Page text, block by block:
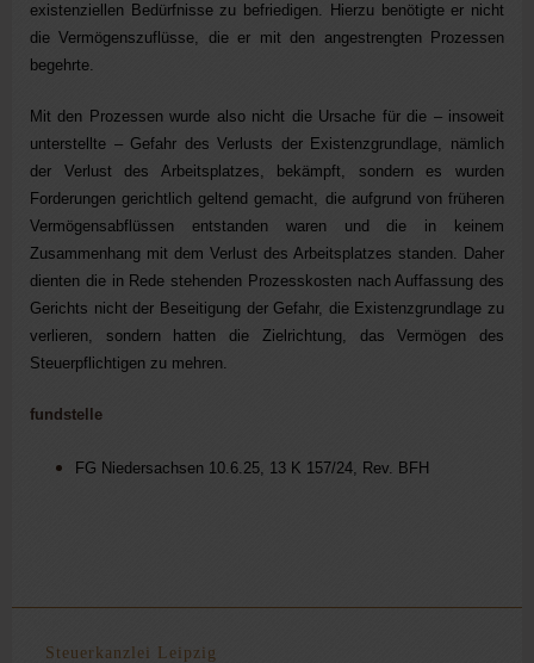
existenziellen Bedürfnisse zu befriedigen. Hierzu benötigte er nicht
die Vermögenszuflüsse, die er mit den angestrengten Prozessen
begehrte.
Mit den Prozessen wurde also nicht die Ursache für die – insoweit
unterstellte – Gefahr des Verlusts der Existenzgrundlage, nämlich
der Verlust des Arbeitsplatzes, bekämpft, sondern es wurden
Forderungen gerichtlich geltend gemacht, die aufgrund von früheren
Vermögensabflüssen entstanden waren und die in keinem
Zusammenhang mit dem Verlust des Arbeitsplatzes standen. Daher
dienten die in Rede stehenden Prozesskosten nach Auffassung des
Gerichts nicht der Beseitigung der Gefahr, die Existenzgrundlage zu
verlieren, sondern hatten die Zielrichtung, das Vermögen des
Steuerpflichtigen zu mehren.
fundstelle
FG Niedersachsen 10.6.25, 13 K 157/24, Rev. BFH
Steuerkanzlei Leipzig